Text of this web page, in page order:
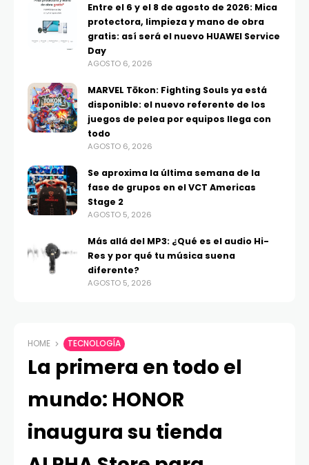
Entre el 6 y el 8 de agosto de 2026: Mica
protectora, limpieza y mano de obra
gratis: así será el nuevo HUAWEI Service
Day
AGOSTO 6, 2026
MARVEL Tōkon: Fighting Souls ya está
disponible: el nuevo referente de los
juegos de pelea por equipos llega con
todo
AGOSTO 6, 2026
Se aproxima la última semana de la
fase de grupos en el VCT Americas
Stage 2
AGOSTO 5, 2026
Más allá del MP3: ¿Qué es el audio Hi-
Res y por qué tu música suena
diferente?
AGOSTO 5, 2026
HOME TECNOLOGÍA
La primera en todo el
mundo: HONOR
inaugura su tienda